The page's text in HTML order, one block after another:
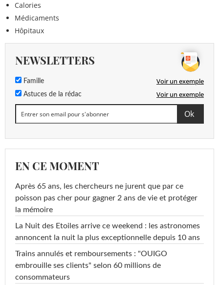
Calories
Médicaments
Hôpitaux
NEWSLETTERS
Famille Voir un exemple
Astuces de la rédac Voir un exemple
EN CE MOMENT
Après 65 ans, les chercheurs ne jurent que par ce
poisson pas cher pour gagner 2 ans de vie et protéger
la mémoire
La Nuit des Etoiles arrive ce weekend : les astronomes
annoncent la nuit la plus exceptionnelle depuis 10 ans
Trains annulés et remboursements : "OUIGO
embrouille ses clients" selon 60 millions de
consommateurs